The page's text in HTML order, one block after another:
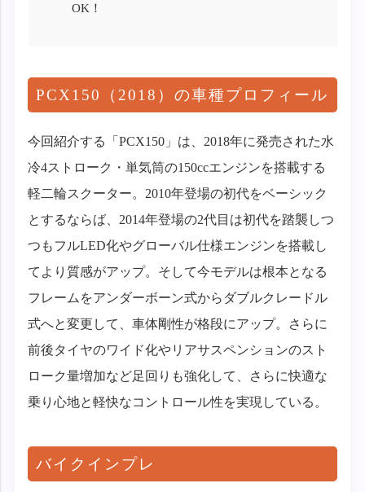
OK！
PCX150（2018）の車種プロフィール
今回紹介する「PCX150」は、2018年に発売された水
冷4ストローク・単気筒の150ccエンジンを搭載する
軽二輪スクーター。2010年登場の初代をベーシック
とするならば、2014年登場の2代目は初代を踏襲しつ
つもフルLED化やグローバル仕様エンジンを搭載し
てより質感がアップ。そして今モデルは根本となる
フレームをアンダーボーン式からダブルクレードル
式へと変更して、車体剛性が格段にアップ。さらに
前後タイヤのワイド化やリアサスペンションのスト
ローク量増加など足回りも強化して、さらに快適な
乗り心地と軽快なコントロール性を実現している。
バイクインプレ